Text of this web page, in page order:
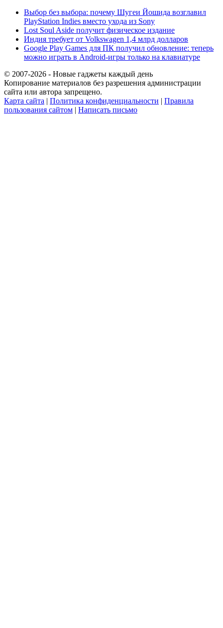
Выбор без выбора: почему Шугеи Йошида возглавил
PlayStation Indies вместо ухода из Sony
Lost Soul Aside получит физическое издание
Индия требует от Volkswagen 1,4 млрд долларов
Google Play Games для ПК получил обновление: теперь
можно играть в Android-игры только на клавиатуре
© 2007-2026 - Новые гаджеты каждый день
Копирование материалов без разрешения администрации
сайта или автора запрещено.
Карта сайта | Политика конфиденциальности | Правила
пользования сайтом | Написать письмо